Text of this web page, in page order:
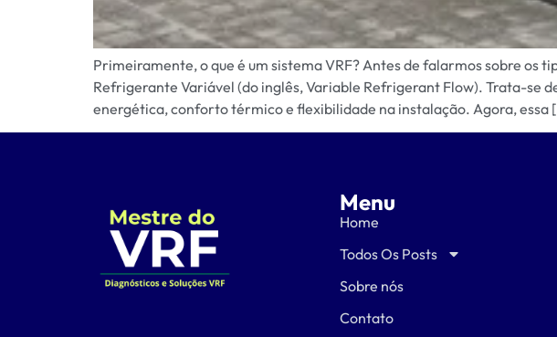
Primeiramente, o que é um sistema VRF? Antes de falarmos sobre os
Refrigerante Variável (do inglês, Variable Refrigerant Flow). Trata-se
energética, conforto térmico e flexibilidade na instalação. Agora, essa
Menu
Home
Todos Os Posts
Sobre nós
Contato